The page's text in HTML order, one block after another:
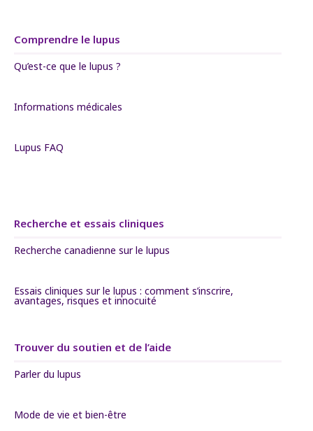
Comprendre le lupus
Qu’est-ce que le lupus ?
Informations médicales
Lupus FAQ
Recherche et essais cliniques
Recherche canadienne sur le lupus
Essais cliniques sur le lupus : comment s’inscrire,
avantages, risques et innocuité
Trouver du soutien et de l’aide
Parler du lupus
Mode de vie et bien-être